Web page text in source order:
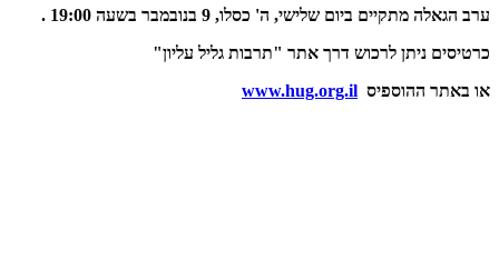
ערב הגאלה מתקיים ביום שלישי, ה' כסלו, 9 בנובמבר בשעה 19:00 .
כרטיסים ניתן לרכוש דרך אתר "תרבות גליל עליון"
או באתר ההוספיס www.hug.org.il